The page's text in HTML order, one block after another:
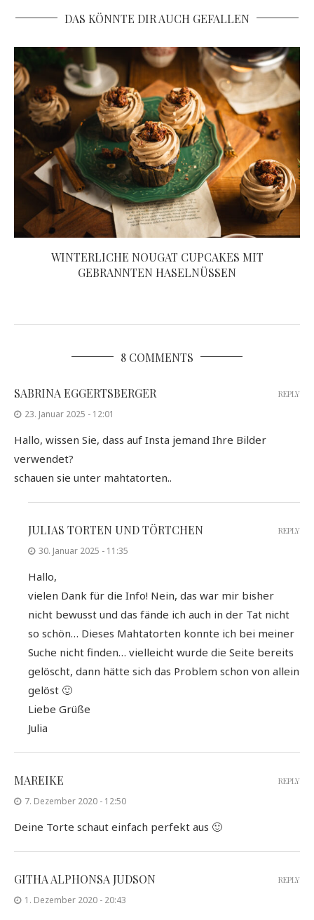
DAS KÖNNTE DIR AUCH GEFALLEN
WINTERLICHE NOUGAT CUPCAKES MIT
GEBRANNTEN HASELNÜSSEN
8 COMMENTS
SABRINA EGGERTSBERGER
23. Januar 2025 - 12:01
Hallo, wissen Sie, dass auf Insta jemand Ihre Bilder
verwendet?
schauen sie unter mahtatorten..
REPLY
JULIAS TORTEN UND TÖRTCHEN
30. Januar 2025 - 11:35
Hallo,
vielen Dank für die Info! Nein, das war mir bisher
nicht bewusst und das fände ich auch in der Tat nicht
so schön… Dieses Mahtatorten konnte ich bei meiner
Suche nicht finden… vielleicht wurde die Seite bereits
gelöscht, dann hätte sich das Problem schon von allein
gelöst 🙂
Liebe Grüße
Julia
REPLY
MAREIKE
7. Dezember 2020 - 12:50
Deine Torte schaut einfach perfekt aus 🙂
REPLY
GITHA ALPHONSA JUDSON
1. Dezember 2020 - 20:43
REPLY